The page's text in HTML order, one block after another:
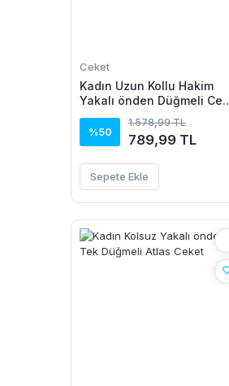
Ceket
Kadın Uzun Kollu Hakim
Yakalı önden Düğmeli Cep
Detaylı Kısa Kaşe Ceket
%50
1.578,99 TL
789,99 TL
Sepete Ekle